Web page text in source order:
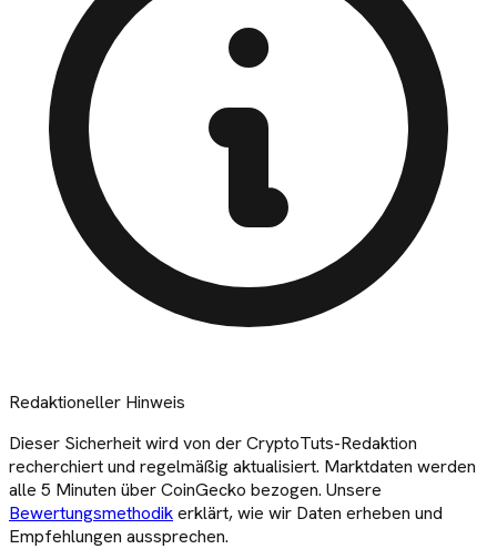
Redaktioneller Hinweis
Dieser Sicherheitwird von der CryptoTuts-Redaktion
recherchiert und regelmäßig aktualisiert. Marktdaten werden
alle 5 Minuten über CoinGecko bezogen. Unsere
Bewertungsmethodikerklärt, wie wir Daten erheben und
Empfehlungen aussprechen.